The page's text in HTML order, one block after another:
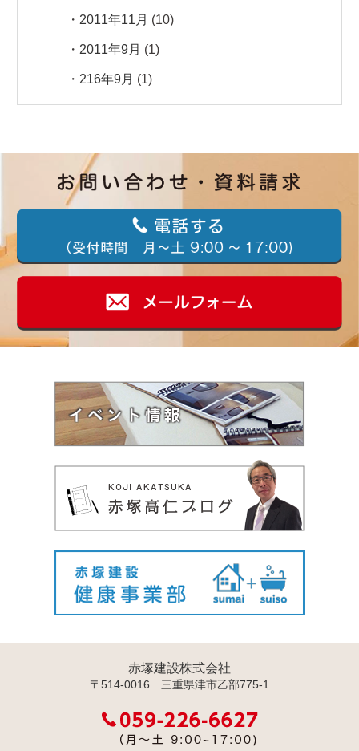
2011年11月 (10)
2011年9月 (1)
216年9月 (1)
赤塚建設株式会社
〒514-0016 三重県津市乙部775-1